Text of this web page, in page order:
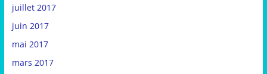
juillet 2017
juin 2017
mai 2017
mars 2017